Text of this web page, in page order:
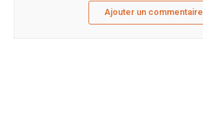
Ajouter un commentaire